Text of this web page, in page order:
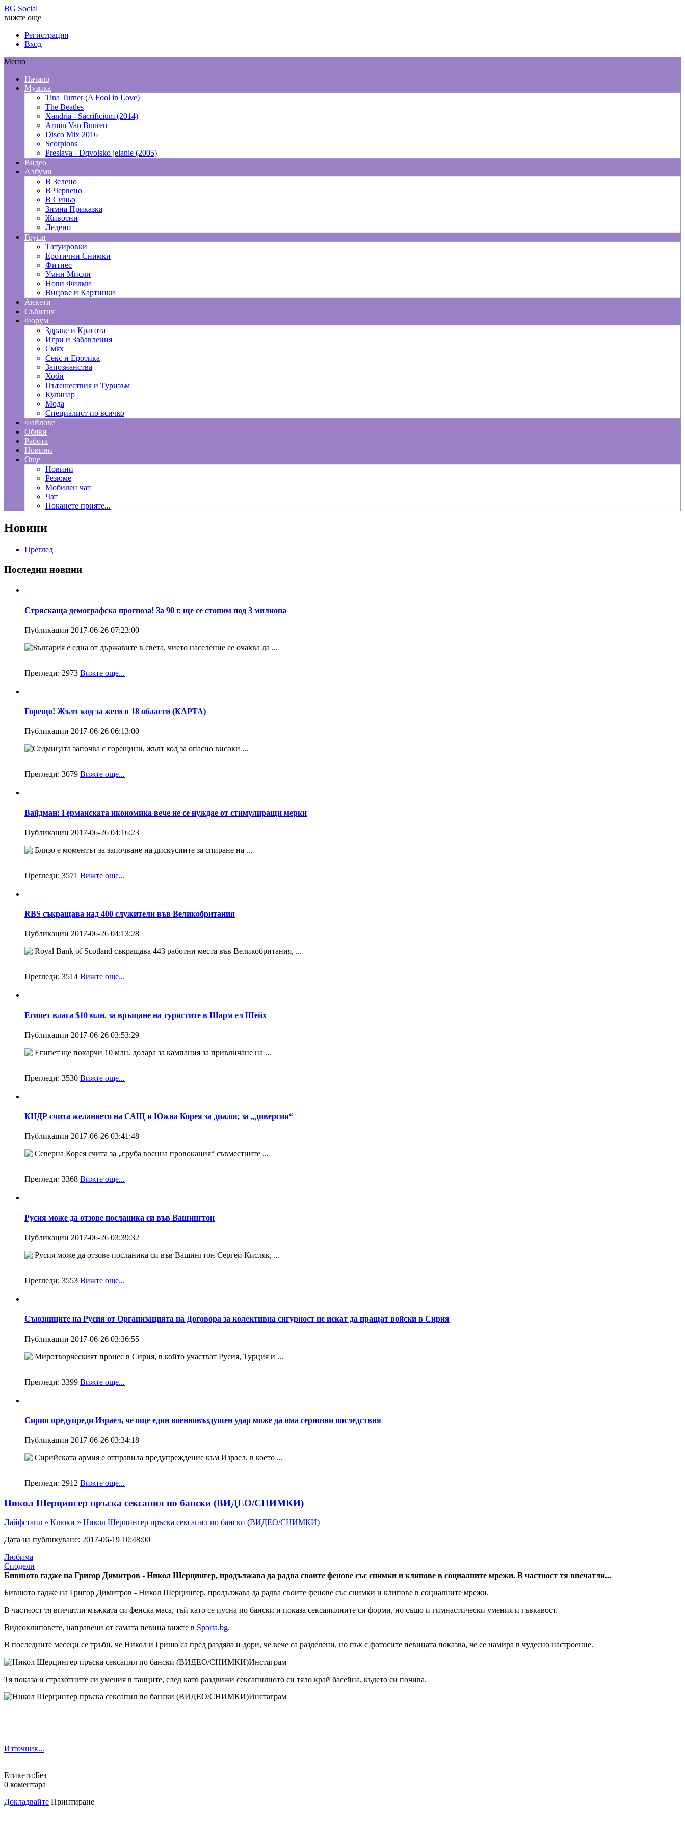
BG Social
вижте още
Регистрация
Вход
Меню
Начало
Музика
Tina Turner (A Fool in Love)
The Beatles
Xandria - Sacrificium (2014)
Armin Van Buuren
Disco Mix 2016
Scorpions
Preslava - Dqvolsko jelanie (2005)
Видео
Албуми
В Зелено
В Червено
В Синьо
Зимна Приказка
Животни
Ледено
Групи
Татуировки
Еротични Снимки
Фитнес
Умни Мисли
Нови Филми
Вицове и Картинки
Анкети
Събития
Форум
Здраве и Красота
Игри и Забавления
Смях
Секс и Еротика
Запознанства
Хоби
Пътешествия и Туризъм
Кулинар
Мода
Специалист по всичко
Файлове
Обяви
Работа
Новини
Още
Новини
Резюме
Мобилен чат
Чат
Поканете прияте...
Новини
Преглед
Последни новини
Стряскаща демографска прогноза! За 90 г. ще се стопим под 3 милиона
Публикации 2017-06-26 07:23:00
България е една от държавите в света, чието население се очаква да ...
Прегледи: 2973 Вижте още...
Горещо! Жълт код за жеги в 18 области (КАРТА)
Публикации 2017-06-26 06:13:00
Седмицата започва с горещини, жълт код за опасно високи ...
Прегледи: 3079 Вижте още...
Вайдман: Германската икономика вече не се нуждае от стимулиращи мерки
Публикации 2017-06-26 04:16:23
Близо е моментът за започване на дискусиите за спиране на ...
Прегледи: 3571 Вижте още...
RBS съкращава над 400 служители във Великобритания
Публикации 2017-06-26 04:13:28
Royal Bank of Scotland съкращава 443 работни места във Великобритания, ...
Прегледи: 3514 Вижте още...
Египет влага $10 млн. за връщане на туристите в Шарм ел Шейх
Публикации 2017-06-26 03:53:29
Египет ще похарчи 10 млн. долара за кампания за привличане на ...
Прегледи: 3530 Вижте още...
КНДР счита желанието на САЩ и Южна Корея за диалог, за „диверсия“
Публикации 2017-06-26 03:41:48
Северна Корея счита за „груба военна провокация“ съвместните ...
Прегледи: 3368 Вижте още...
Русия може да отзове посланика си във Вашингтон
Публикации 2017-06-26 03:39:32
Русия може да отзове посланика си във Вашингтон Сергей Кисляк, ...
Прегледи: 3553 Вижте още...
Съюзниците на Русия от Организацията на Договора за колективна сигурност не искат да пращат войски в Сирия
Публикации 2017-06-26 03:36:55
Миротворческият процес в Сирия, в който участват Русия, Турция и ...
Прегледи: 3399 Вижте още...
Сирия предупреди Израел, че още един военновъздушен удар може да има сериозни последствия
Публикации 2017-06-26 03:34:18
Сирийската армия е отправила предупреждение към Израел, в което ...
Прегледи: 2912 Вижте още...
Никол Шерцингер пръска сексапил по бански (ВИДЕО/СНИМКИ)
Лайфстаил » Клюки » Никол Шерцингер пръска сексапил по бански (ВИДЕО/СНИМКИ)
Дата на публикуване: 2017-06-19 10:48:00
Любима
Сподели
Бившото гадже на Григор Димитров - Никол Шерцингер, продължава да радва своите фенове със снимки и клипове в социалните мрежи. В частност тя впечатли...
Бившото гадже на Григор Димитров - Никол Шерцингер, продължава да радва своите фенове със снимки и клипове в социалните мрежи.
В частност тя впечатли мъжката си фенска маса, тъй като се пусна по бански и показа сексапилните си форми, но също и гимнастически умения и гъвкавост.
Видеоклиповете, направени от самата певица вижте в Sporta.bg.
В последните месеци се тръби, че Никол и Гришо са пред раздяла и дори, че вече са разделени, но пък с фотосите певицата показва, че се намира в чудесно настроение.
Инстаграм
Тя показа и страхотните си умения в танците, след като раздвижи сексапилното си тяло край басейна, където си почива.
Инстаграм
Източник...
Етикети:Без
0 коментара
Докладвайте Принтиране